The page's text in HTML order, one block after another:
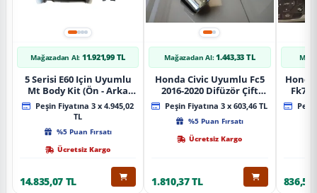
Mağazadan Al: 11.921,99 TL
5 Serisi E60 Için Uyumlu
Mt Body Kit (Ön - Arka
Tampon -Marspiyel )
Peşin Fiyatına 3 x 4.945,02
TL
%5 Puan Fırsatı
Ücretsiz Kargo
14.835,07 TL
Mağazadan Al: 1.443,33 TL
Honda Civic Uyumlu Fc5
2016-2020 Difüzör Çift
Çıkış İçin Egzoz Seti
Peşin Fiyatına 3 x 603,46 TL
%5 Puan Fırsatı
Ücretsiz Kargo
1.810,37 TL
Fk7
836,51